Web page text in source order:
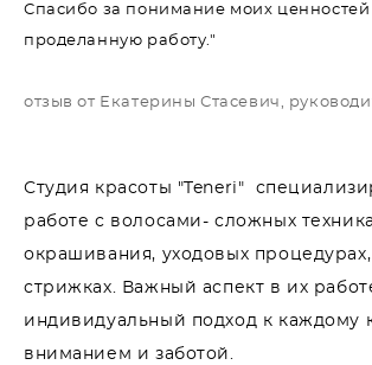
Спасибо за понимание моих ценностей
проделанную работу."
отзыв от Екатерины Стасевич,
Студия красоты "Teneri"
работе с волосами- сложных
окрашивания, уходовых
стрижках. Важный аспект в их
индивидуальный подход к каждому
вниманием и заботой.